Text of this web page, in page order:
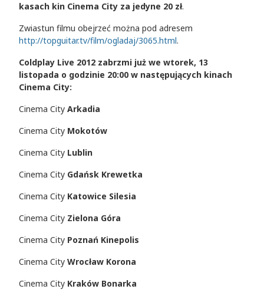
kasach kin Cinema City za jedyne 20 zł.
Zwiastun filmu obejrzeć można pod adresem
http://topguitar.tv/film/ogladaj/3065.html.
Coldplay Live 2012 zabrzmi już we wtorek, 13
listopada o godzinie 20:00 w następujących kinach
Cinema City:
Cinema City Arkadia
Cinema City Mokotów
Cinema City Lublin
Cinema City Gdańsk Krewetka
Cinema City Katowice Silesia
Cinema City Zielona Góra
Cinema City Poznań Kinepolis
Cinema City Wrocław Korona
Cinema City Kraków Bonarka